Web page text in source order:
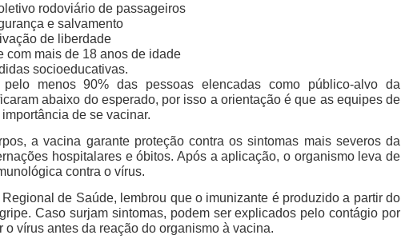
rodoviário de passageiros
e salvamento
de liberdade
com mais de 18 anos de idade
socioeducativas.
menos 90% das pessoas elencadas como público-alvo da
abaixo do esperado, por isso a orientação é que as equipes de
de se vacinar.
a vacina garante proteção contra os sintomas mais severos da
hospitalares e óbitos. Após a aplicação, o organismo leva de
contra o vírus.
de Saúde, lembrou que o imunizante é produzido a partir do
Caso surjam sintomas, podem ser explicados pelo contágio por
vírus antes da reação do organismo à vacina.